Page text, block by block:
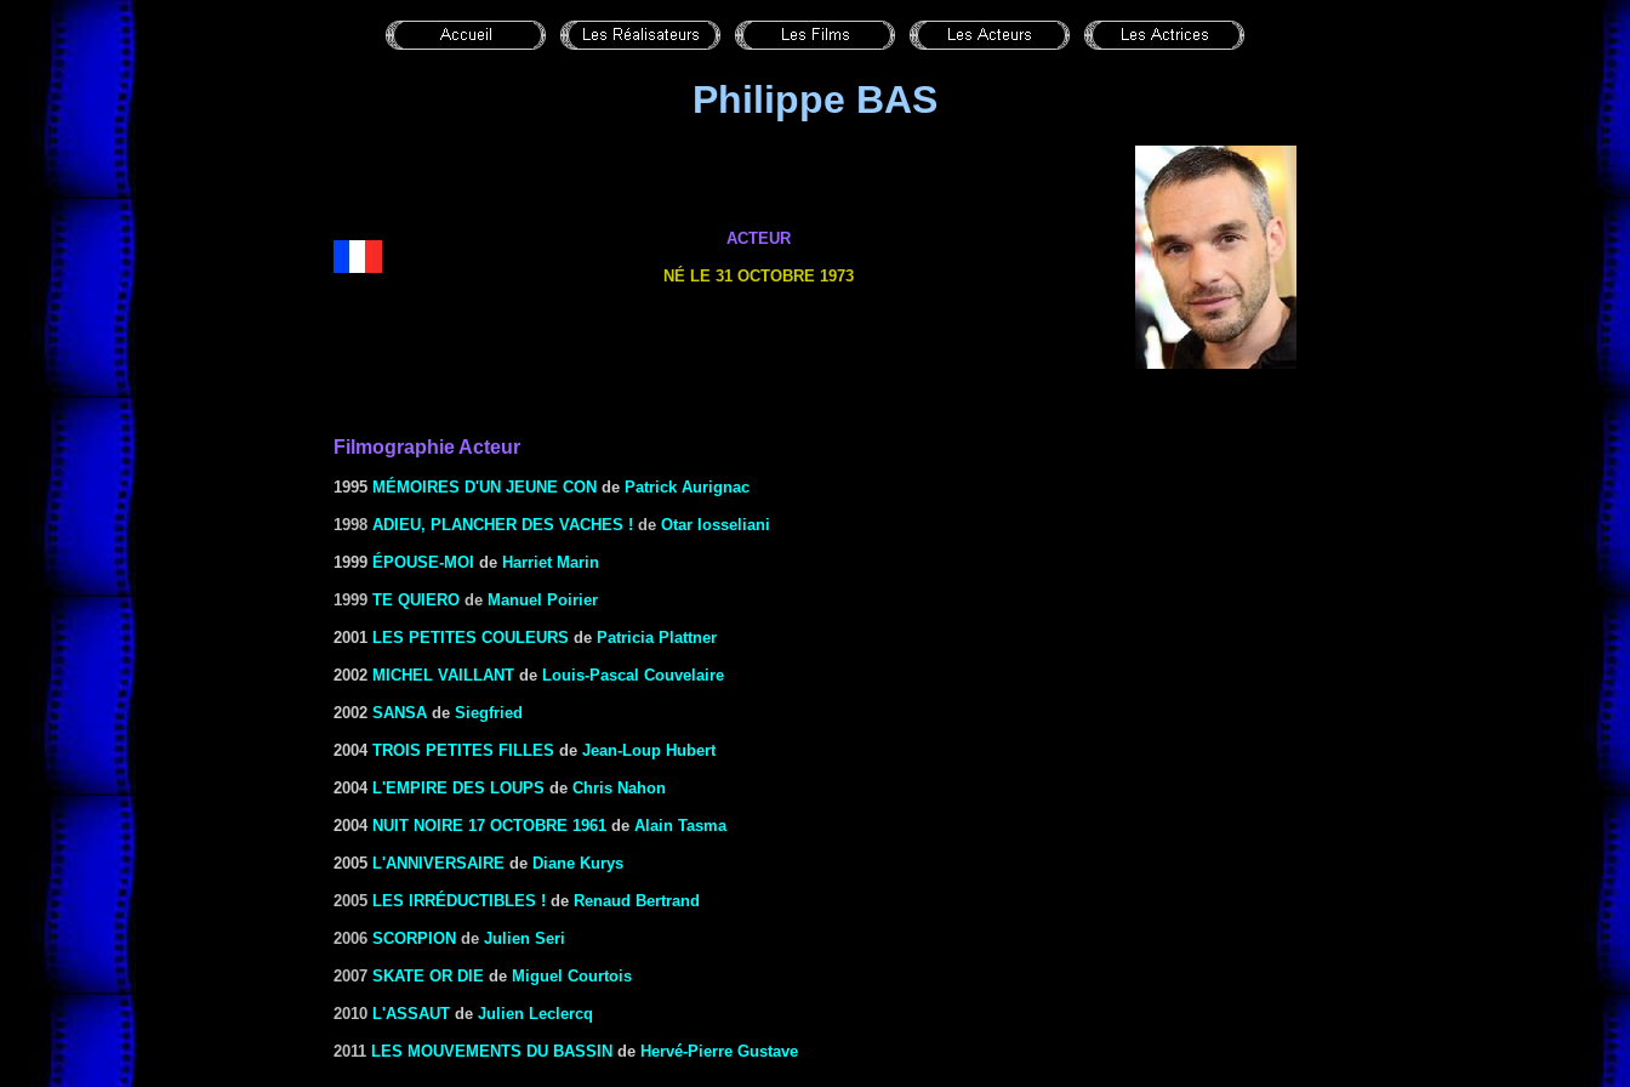
Philippe BAS
ACTEUR
NÉ LE 31 OCTOBRE 1973
Filmographie Acteur
1995 MÉMOIRES D'UN JEUNE CON de Patrick Aurignac
1998 ADIEU, PLANCHER DES VACHES ! de Otar Iosseliani
1999 ÉPOUSE-MOI de Harriet Marin
1999 TE QUIERO de Manuel Poirier
2001 LES PETITES COULEURS de Patricia Plattner
2002 MICHEL VAILLANT de Louis-Pascal Couvelaire
2002 SANSA de Siegfried
2004 TROIS PETITES FILLES de Jean-Loup Hubert
2004 L'EMPIRE DES LOUPS de Chris Nahon
2004 NUIT NOIRE 17 OCTOBRE 1961 de Alain Tasma
2005 L'ANNIVERSAIRE de Diane Kurys
2005 LES IRRÉDUCTIBLES ! de Renaud Bertrand
2006 SCORPION de Julien Seri
2007 SKATE OR DIE de Miguel Courtois
2010 L'ASSAUT de Julien Leclercq
2011 LES MOUVEMENTS DU BASSIN de Hervé-Pierre Gustave